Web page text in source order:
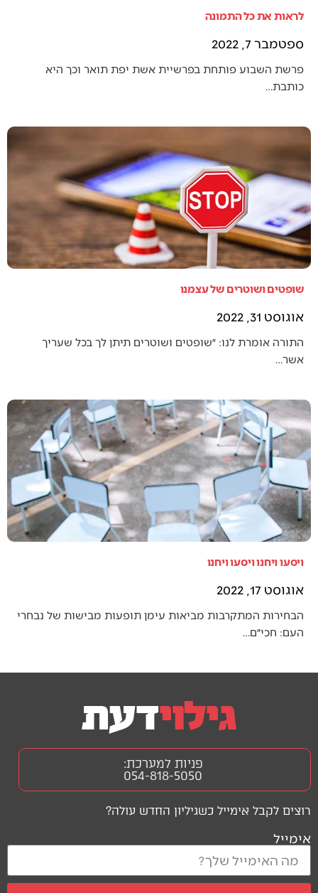
לראות את כל התמונה
ספטמבר 7, 2022
פרשת השבוע פותחת בפרשיית אשת יפת תואר וכך היא
כותבת…
שופטים ושוטרים של עצמנו
אוגוסט 31, 2022
התורה אומרת לנו: ״שופטים ושוטרים תיתן לך בכל שעריך
אשר…
ויסעו ויחנו ויסעו ויחנו
אוגוסט 17, 2022
הבחירות המתקרבות מביאות עימן תופעות מבישות של נבחרי
העם: חכי״ם…
רוצים לקבל אימייל כשגיליון החדש עולה?
אימייל
פניות למערכת:
054-818-5050